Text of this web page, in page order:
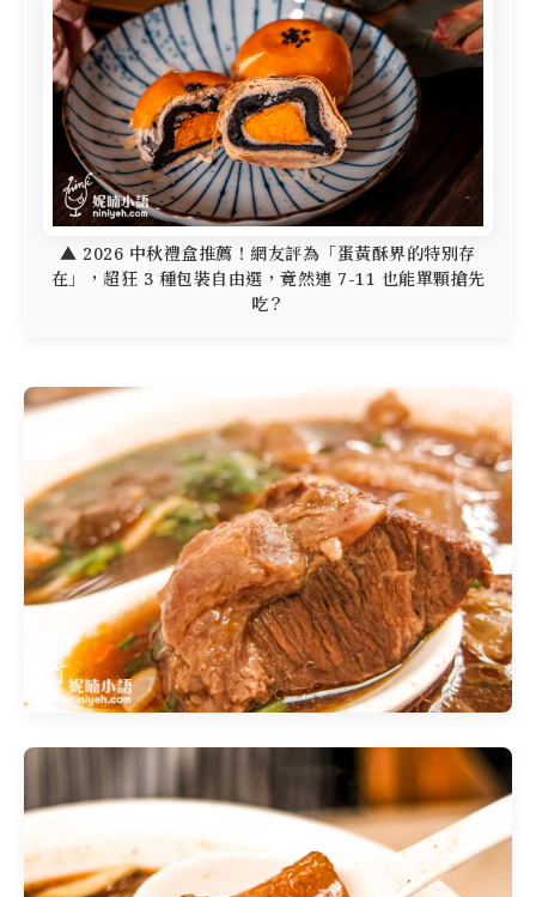
▲ 2026 中秋禮盒推薦！網友評為「蛋黃酥界的特別存
在」，超狂 3 種包裝自由選，竟然連 7-11 也能單顆搶先
吃？